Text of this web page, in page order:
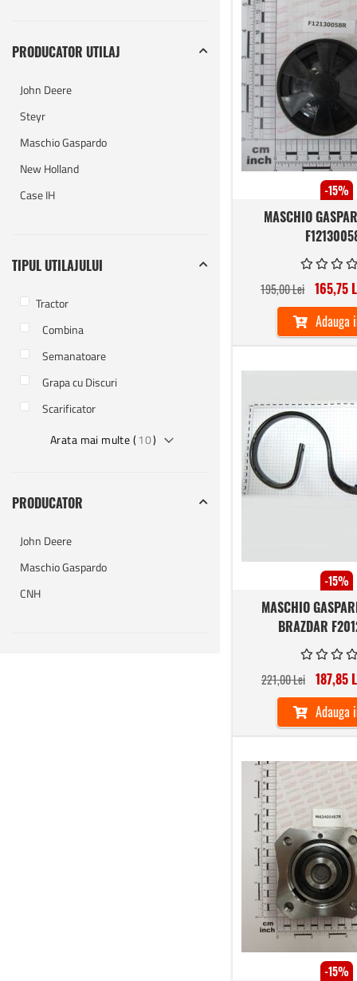
-15%
MASCHIO
195,00 Lei 165,75
Adauga
-15%
MASCHIO
BRAZDAR
221,00 Lei 187,85
Adauga
-15%
PRODUCATOR UTILAJ
John Deere
Steyr
Maschio Gaspardo
New Holland
Case IH
TIPUL UTILAJULUI
Tractor
Combina
Semanatoare
Grapa cu Discuri
Scarificator
Arata mai multe (10)
PRODUCATOR
John Deere
Maschio Gaspardo
CNH